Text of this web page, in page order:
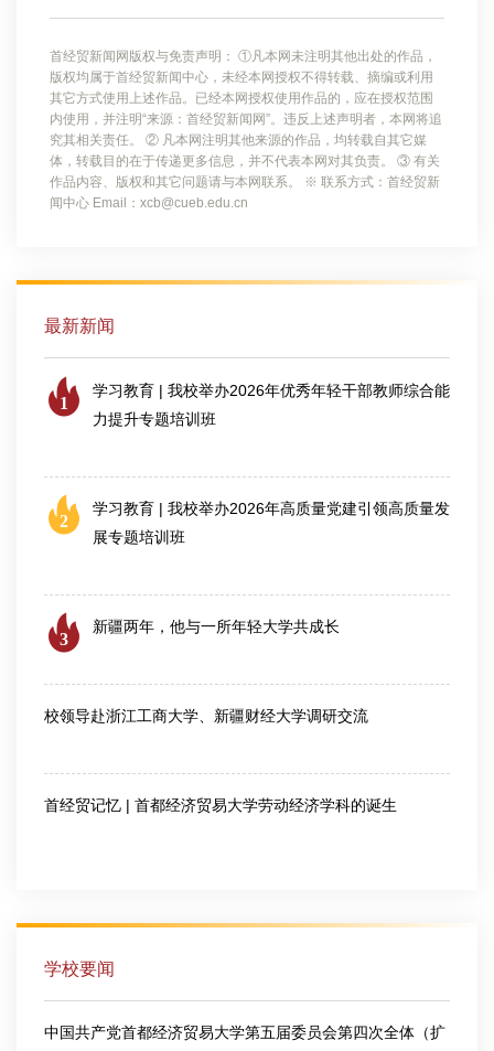
首经贸新闻网版权与免责声明： ①凡本网未注明其他出处的作品，
版权均属于首经贸新闻中心，未经本网授权不得转载、摘编或利用
其它方式使用上述作品。已经本网授权使用作品的，应在授权范围
内使用，并注明“来源：首经贸新闻网”。违反上述声明者，本网将追
究其相关责任。 ② 凡本网注明其他来源的作品，均转载自其它媒
体，转载目的在于传递更多信息，并不代表本网对其负责。 ③ 有关
作品内容、版权和其它问题请与本网联系。 ※ 联系方式：首经贸新
闻中心 Email：xcb@cueb.edu.cn
最新新闻
1
学习教育 | 我校举办2026年优秀年轻干部教师综合能
力提升专题培训班
2
学习教育 | 我校举办2026年高质量党建引领高质量发
展专题培训班
3
新疆两年，他与一所年轻大学共成长
校领导赴浙江工商大学、新疆财经大学调研交流
首经贸记忆 | 首都经济贸易大学劳动经济学科的诞生
学校要闻
中国共产党首都经济贸易大学第五届委员会第四次全体（扩